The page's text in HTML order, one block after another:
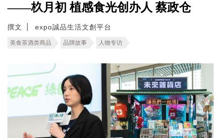
——杦月初 植感食光创办人 蔡政仓
撰文 expo誠品生活文創平台
美食茶酒类商品 品牌故事 人物专访